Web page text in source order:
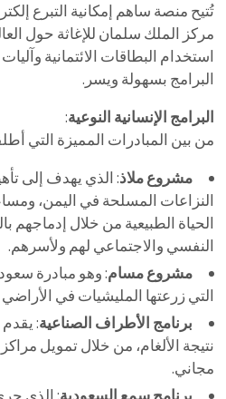
تُتيح منصة ساهم إمكانية التبرع
مركز الملك سلمان للإغاثة حول
استخدام البطاقات الائتمانية
البرامج بسهولة ويسر.
البرامج الإنسانية النوعية:
من بين المبادرات المميزة التي
مشروع ملاذ: الذي يهدف إلى
النزاعات المسلحة في اليمن،
الحياة الطبيعية من خلال إدماجهم
النفسي والاجتماعي لهم ولأسرهم.
مشروع مسام: وهو مبادرة
التي زرعتها المليشيات في الأراضي
برنامج الأطراف الصناعية: يقدم
نتيجة الألغام، من خلال تمويل
مجاني.